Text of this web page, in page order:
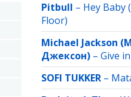
Pitbull – Hey Baby
Floor)
Michael Jackson
Джексон) – Give
SOFI TUKKER –